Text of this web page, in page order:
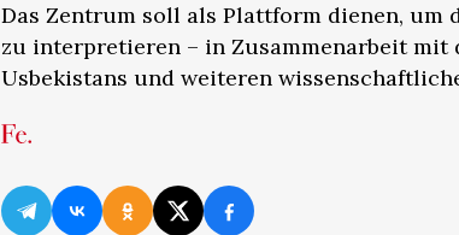
Das Zentrum soll als Plattform dienen, um
zu interpretieren – in Zusammenarbeit
Usbekistans und weiteren